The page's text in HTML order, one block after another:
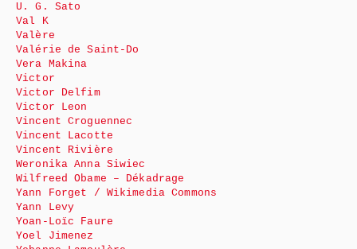
U. G. Sato
Val K
Valère
Valérie de Saint-Do
Vera Makina
Victor
Victor Delfim
Victor Leon
Vincent Croguennec
Vincent Lacotte
Vincent Rivière
Weronika Anna Siwiec
Wilfreed Obame – Dékadrage
Yann Forget / Wikimedia Commons
Yann Levy
Yoan-Loïc Faure
Yoel Jimenez